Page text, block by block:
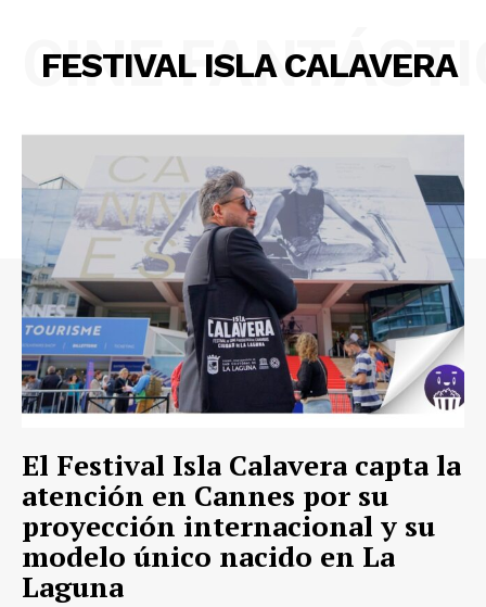
FESTIVAL ISLA CALAVERA
CINE
El Festival Isla Calavera capta la
atención en Cannes por su
proyección internacional y su
modelo único nacido en La
Laguna